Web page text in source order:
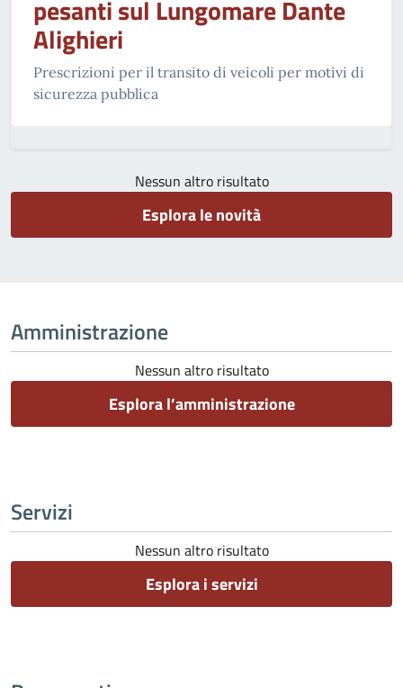
pesanti sul Lungomare Dante
Alighieri
Prescrizioni per il transito di veicoli per motivi di
sicurezza pubblica
Nessun altro risultato
Esplora le novità
Amministrazione
Nessun altro risultato
Esplora l’amministrazione
Servizi
Nessun altro risultato
Esplora i servizi